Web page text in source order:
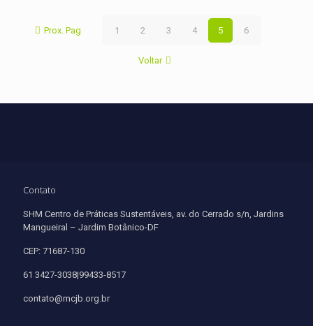
Prox. Pag 1 2 3 4 5 6
Voltar
Contato
SHM Centro de Práticas Sustentáveis, av. do Cerrado s/n, Jardins
Mangueiral – Jardim Botânico-DF
CEP: 71687-130
61 3427-3038|99433-8517
contato@mcjb.org.br